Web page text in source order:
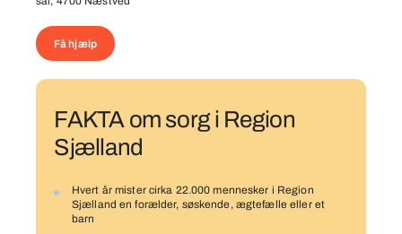
Få hjælp
FAKTA om sorg i Region
Sjælland
Hvert år mister cirka 22.000 mennesker i Region
Sjælland en forælder, søskende, ægtefælle eller et
barn